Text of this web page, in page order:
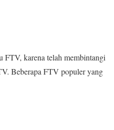
FTV, karena telah membintangi
Beberapa FTV populer yang